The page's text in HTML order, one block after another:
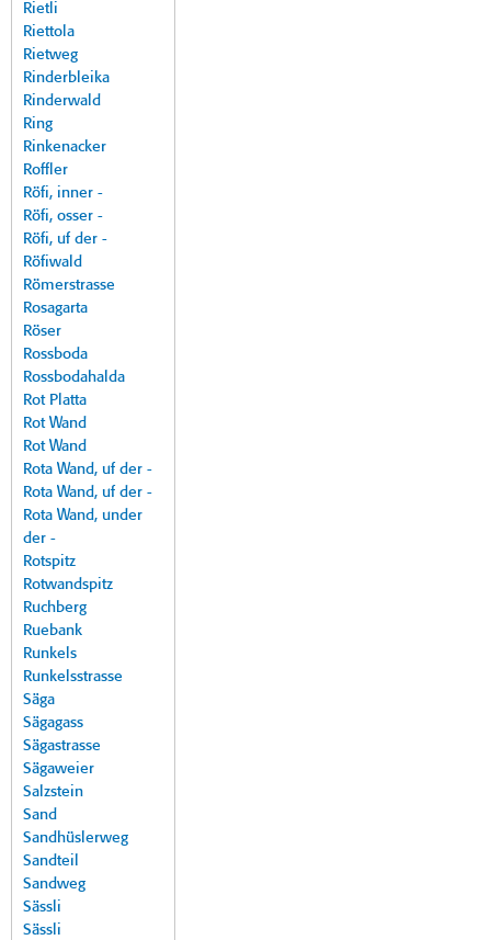
Rietli
Riettola
Rietweg
Rinderbleika
Rinderwald
Ring
Rinkenacker
Roffler
Röfi, inner -
Röfi, osser -
Röfi, uf der -
Röfiwald
Römerstrasse
Rosagarta
Röser
Rossboda
Rossbodahalda
Rot Platta
Rot Wand
Rot Wand
Rota Wand, uf der -
Rota Wand, uf der -
Rota Wand, under
der -
Rotspitz
Rotwandspitz
Ruchberg
Ruebank
Runkels
Runkelsstrasse
Säga
Sägagass
Sägastrasse
Sägaweier
Salzstein
Sand
Sandhüslerweg
Sandteil
Sandweg
Sässli
Sässli